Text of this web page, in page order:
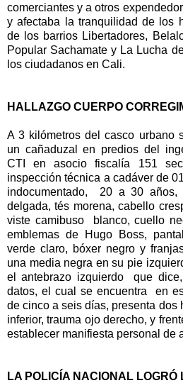
comerciantes y a otros
y afectaba la tranquilidad de los
de los barrios Libertadores,
Popular Sachamate y La Lucha
los ciudadanos en Cali.
HALLAZGO CUERPO
A 3 kilómetros del casco urbano
un cañaduzal en predios del
CTI en asocio fiscalía 151
inspección técnica a cadáver de
indocumentado, 20 a 30 años,
delgada, tés morena, cabello
viste camibuso blanco, cuello
emblemas de Hugo Boss,
verde claro, bóxer negro y
una media negra en su pie
el antebrazo izquierdo que
datos, el cual se encuentra en
de cinco a seis días, presenta dos
inferior, trauma ojo derecho, y
establecer manifiesta personal de
LA POLICÍA NACIONAL LOGRÓ